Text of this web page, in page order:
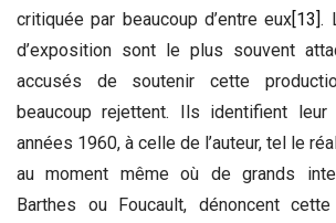
critiquée par beaucoup d’entre eux[13].
d’exposition sont le plus souvent
accusés de soutenir cette
beaucoup rejettent. Ils identifient
années 1960, à celle de l’auteur, tel le
au moment même où de grands
Barthes ou Foucault, dénoncent